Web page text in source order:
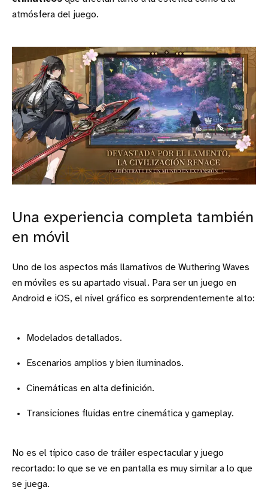
atmósfera del juego.
Una experiencia completa también
en móvil
Uno de los aspectos más llamativos de Wuthering Waves
en móviles es su apartado visual. Para ser un juego en
Android e iOS, el nivel gráfico es sorprendentemente alto:
Modelados detallados.
Escenarios amplios y bien iluminados.
Cinemáticas en alta definición.
Transiciones fluidas entre cinemática y gameplay.
No es el típico caso de tráiler espectacular y juego
recortado: lo que se ve en pantalla es muy similar a lo que
se juega.